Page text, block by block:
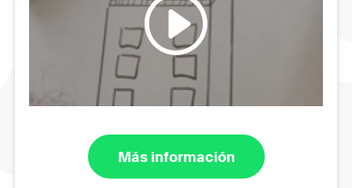
Más información